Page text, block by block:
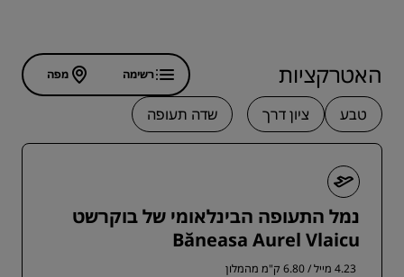
האטרקציות
טבע ציון דרך שדה תעופה
רשימה מפה
נמל התעופה הבינלאומי של בוקרשט
Băneasa Aurel Vlaicu
4.23 מייל / 6.80 ק"מ מהמלון